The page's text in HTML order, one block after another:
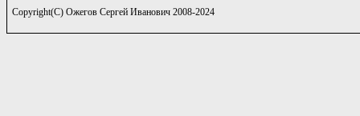
Copyright(C) Ожегов Сергей Иванович 2008-2024